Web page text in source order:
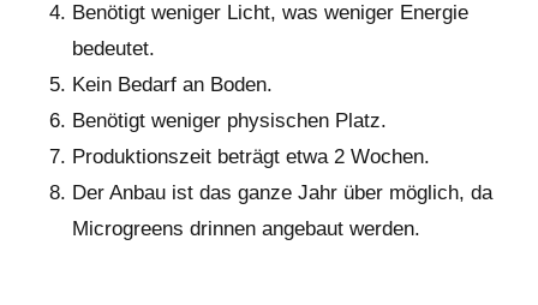
Benötigt weniger Licht, was weniger Energie
bedeutet.
Kein Bedarf an Boden.
Benötigt weniger physischen Platz.
Produktionszeit beträgt etwa 2 Wochen.
Der Anbau ist das ganze Jahr über möglich, da
Microgreens drinnen angebaut werden.